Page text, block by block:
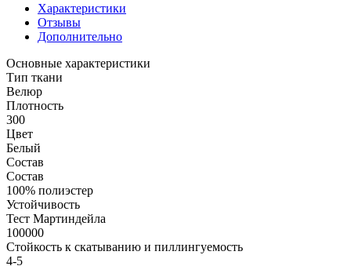
Характеристики
Отзывы
Дополнительно
Основные характеристики
Тип ткани
Велюр
Плотность
300
Цвет
Белый
Состав
Состав
100% полиэстер
Устойчивость
Тест Мартиндейла
100000
Стойкость к скатыванию и пиллингуемость
4-5